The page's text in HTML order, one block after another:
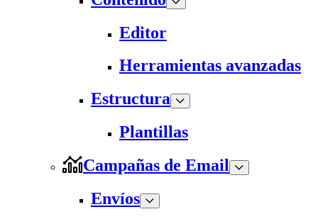
Editor
Herramientas avanzadas
Estructura
Plantillas
Campañas de Email
Envíos